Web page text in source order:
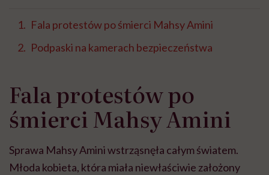
Fala protestów po śmierci Mahsy Amini
Podpaski na kamerach bezpieczeństwa
Fala protestów po
śmierci Mahsy Amini
Sprawa Mahsy Amini wstrząsnęła całym światem.
Młoda kobieta, która miała niewłaściwie założony